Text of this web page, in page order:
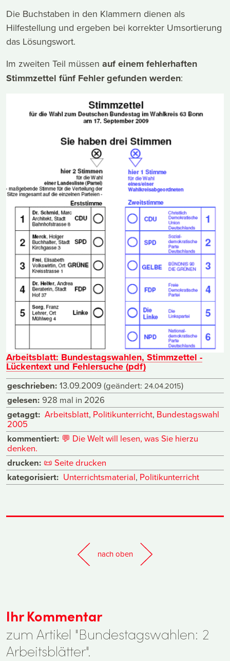
Die Buchstaben in den Klammern dienen als
Hilfestellung und ergeben bei korrekter Umsortierung
das Lösungswort.
Im zweiten Teil müssen auf einem fehlerhaften
Stimmzettel fünf Fehler gefunden werden:
Arbeitsblatt: Bundestagswahlen, Stimmzettel -
Lückentext und Fehlersuche (pdf)
geschrieben: 13.09.2009 (geändert: 24.04.2015)
gelesen: 928 mal in 2026
getaggt: Arbeitsblatt, Politikunterricht, Bundestagswahl
2005
kommentiert: 💬 Die Welt will lesen, was Sie hierzu
denken.
drucken: 📜 Seite drucken
kategorisiert: Unterrichtsmaterial, Politikunterricht
nach oben
Ihr Kommentar
zum Artikel "Bundestagswahlen: 2
Arbeitsblätter".